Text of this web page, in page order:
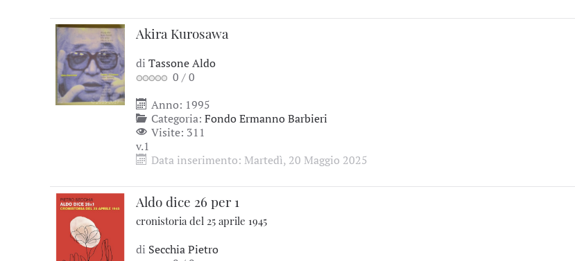
Akira Kurosawa
di Tassone Aldo
0 /0
Anno: 1995
Categoria: Fondo Ermanno Barbieri
Visite: 311
v.1
Data inserimento: Martedì, 20 Maggio 2025
Aldo dice 26 per 1
cronistoria del 25 aprile 1945
di Secchia Pietro